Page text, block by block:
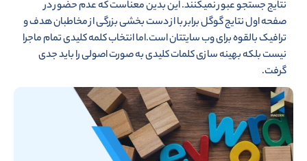
نتایج جستجو عبور نمیکنند. این بدین معناست که عدم حضور در
صفحه اول نتایج گوگل برابر با از دست بخشی بزرگی از مخاطبان هدف و
ترافیک بالقوه برای وب سایتتان است.اما انتخاب کلمه کلیدی تمام ماجرا
نیست بلکه بهینه سازی کلمات کلیدی به صورت اصولی را باید جدی
گرفت.